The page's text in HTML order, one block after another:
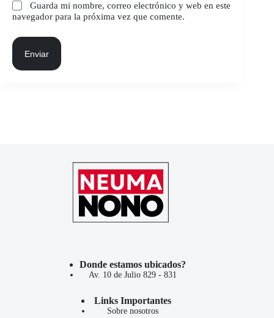
Guarda mi nombre, correo electrónico y web en este
navegador para la próxima vez que comente.
Enviar
Donde estamos ubicados?
Av. 10 de Julio 829 - 831
Links Importantes
Sobre nosotros